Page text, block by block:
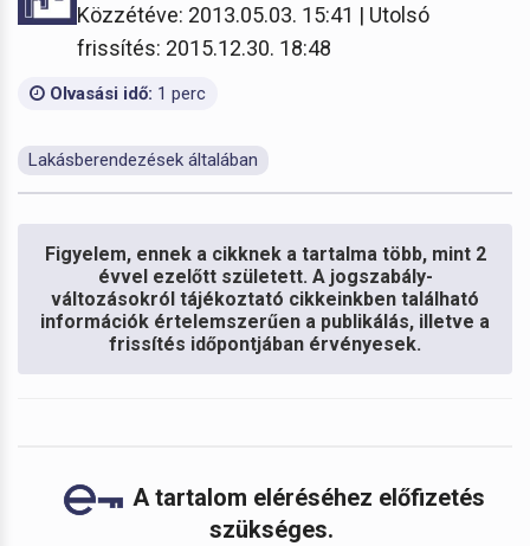
Közzétéve: 2013.05.03. 15:41 | Utolsó
frissítés: 2015.12.30. 18:48
Olvasási idő: 1 perc
Lakásberendezések általában
Figyelem, ennek a cikknek a tartalma több, mint 2
évvel ezelőtt született. A jogszabály-
változásokról tájékoztató cikkeinkben található
információk értelemszerűen a publikálás, illetve a
frissítés időpontjában érvényesek.
A tartalom eléréséhez előfizetés
szükséges.